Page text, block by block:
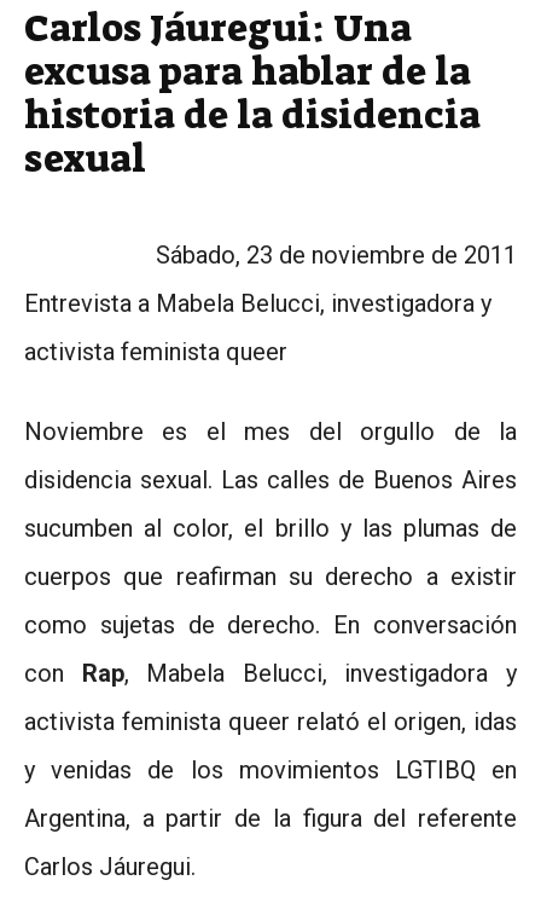
Carlos Jáuregui: Una
excusa para hablar de la
historia de la disidencia
sexual
Sábado, 23 de noviembre de 2011
Entrevista a Mabela Belucci, investigadora y
activista feminista queer
Noviembre es el mes del orgullo de la
disidencia sexual. Las calles de Buenos Aires
sucumben al color, el brillo y las plumas de
cuerpos que reafirman su derecho a existir
como sujetas de derecho. En conversación
con Rap, Mabela Belucci, investigadora y
activista feminista queer relató el origen, idas
y venidas de los movimientos LGTIBQ en
Argentina, a partir de la figura del referente
Carlos Jáuregui.